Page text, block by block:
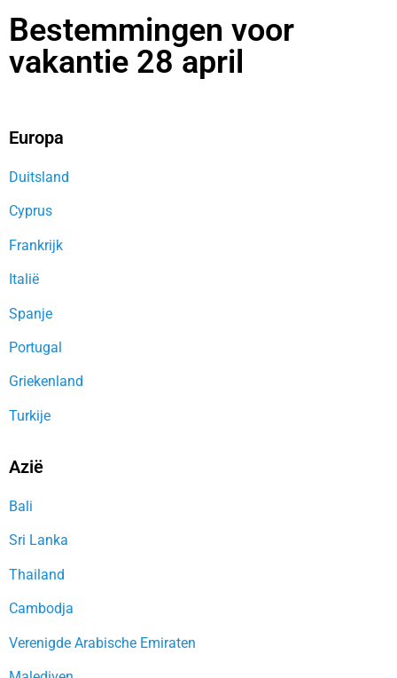
Bestemmingen voor
vakantie 28 april
Europa
Duitsland
Cyprus
Frankrijk
Italië
Spanje
Portugal
Griekenland
Turkije
Azië
Bali
Sri Lanka
Thailand
Cambodja
Verenigde Arabische Emiraten